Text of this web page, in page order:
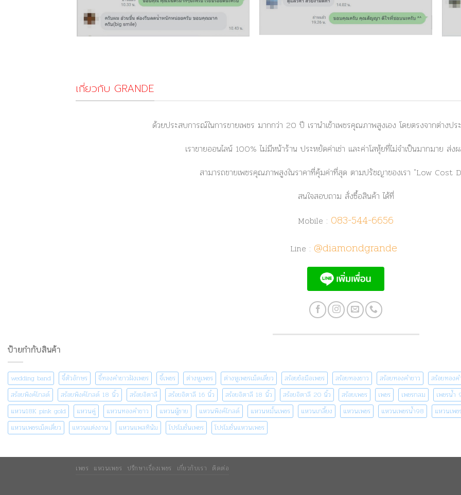
เกี่ยวกับ GRANDE
ด้วยประสบการณ์ในการขายเพชร มากกว่า 20 ปี เรานำเข้าเพชรคุณภาพสูงเอง โดยตรงจากต่างปร
เราขายออนไลน์ 100% ไม่มีหน้าร้าน ประหยัดค่าเช่า และค่าโสหุ้ยที่ไม่จำเป็นมากมาย ส่ง
สามารถขายเพชรคุณภาพสูงในราคาที่คุ้มค่าที่สุด ตามปรัชญาของเรา "Low Cost
สนใจสอบถาม สั่งซื้อสินค้า ได้ที่
Mobile : 083-544-6656
Line : @diamondgrande
ป้ายกำกับสินค้า
wedding band จี้ตัวอักษร จี้ทองคำขาวฝังเพชร จี้เพชร ต่างหูเพชร ต่างหูเพชรเม็ดเดี่ยว สร้อยข้อมือเพชร สร้อยทองขาว สร้อยทองคำขาว
สร้อยทอง
สร้อยพิงค์โกลด์
สร้อยพิงค์โกลด์ 18 นิ้ว สร้อยอิตาลี สร้อยอิตาลี 16 นิ้ว สร้อยอิตาลี 18 นิ้ว สร้อยอิตาลี 20 นิ้ว สร้อยเพชร เพชร เพชรกลม
เพชรน้ำ
แหวน18K pink gold
แหวนคู่ แหวนทองคำขาว แหวนผู้ชาย แหวนพิงค์โกลด์ แหวนหมั้นเพชร แหวนเกลี้ยง แหวนเพชร แหวนเพชรน้ำ98
แหวนเพ
แหวนเพชรเม็ดเดี่ยว
แหวนแต่งงาน แหวนแพลทินัม โปรโมชั่นเพชร โปรโมชั่นแหวนเพชร
เพชร แหวนเพชร ปรึกษาเรื่องเพชร เกี่ยวกับเรา ติดต่อ